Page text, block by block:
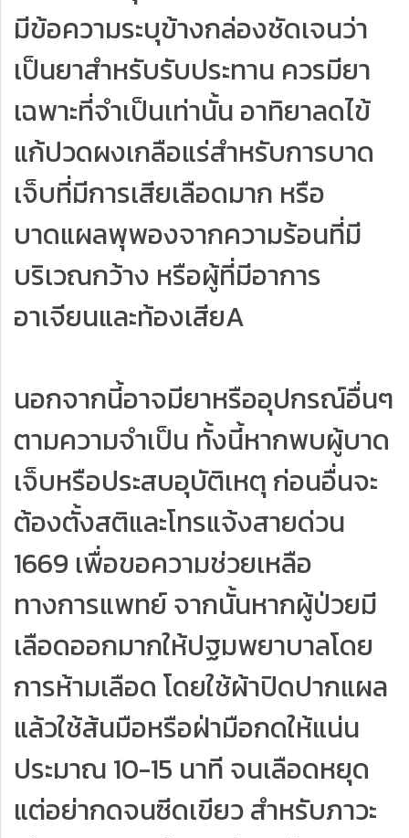
มีข้อความระบุข้างกล่องชัดเจนว่า
เป็นยาสำหรับรับประทาน ควรมียา
เฉพาะที่จำเป็นเท่านั้น อาทิยาลดไข้
แก้ปวดผงเกลือแร่สำหรับการบาด
เจ็บที่มีการเสียเลือดมาก หรือ
บาดแผลพุพองจากความร้อนที่มี
บริเวณกว้าง หรือผู้ที่มีอาการ
อาเจียนและท้องเสียA
นอกจากนี้อาจมียาหรืออุปกรณ์อื่นๆ
ตามความจำเป็น ทั้งนี้หากพบผู้บาด
เจ็บหรือประสบอุบัติเหตุ ก่อนอื่นจะ
ต้องตั้งสติและโทรแจ้งสายด่วน
1669 เพื่อขอความช่วยเหลือ
ทางการแพทย์ จากนั้นหากผู้ป่วยมี
เลือดออกมากให้ปฐมพยาบาลโดย
การห้ามเลือด โดยใช้ผ้าปิดปากแผล
แล้วใช้ส้นมือหรือฝ่ามือกดให้แน่น
ประมาณ 10-15 นาที จนเลือดหยุด
แต่อย่ากดจนซีดเขียว สำหรับภาวะ